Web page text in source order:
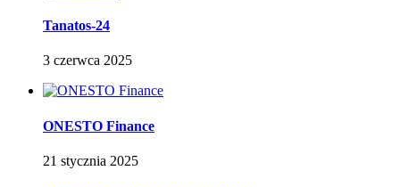
Tanatos-24
3 czerwca 2025
ONESTO Finance
21 stycznia 2025